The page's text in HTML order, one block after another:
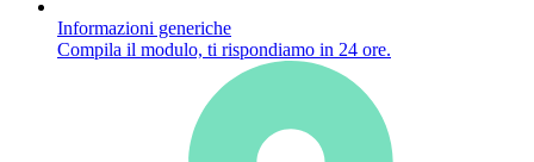
Informazioni generiche
Compila il modulo, ti rispondiamo in 24 ore.